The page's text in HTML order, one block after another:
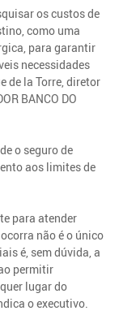
os custos de
como uma
para garantir
necessidades
de la Torre, diretor
BANCO DO
o seguro de
aos limites de
para atender
não é o único
é, sem dúvida, a
permitir
lugar do
o executivo.